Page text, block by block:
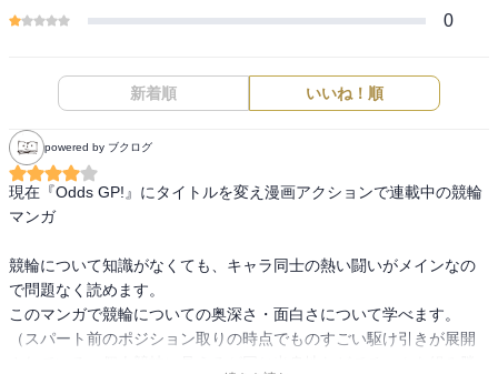
0
新着順 いいね！順
powered by ブクログ
現在『Odds GP!』にタイトルを変え漫画アクションで連載中の競輪
マンガ
競輪について知識がなくても、キャラ同士の熱い闘いがメインなの
で問題なく読めます。
このマンガで競輪についての奥深さ・面白さについて学べます。
（スパート前のポジション取りの時点でものすごい駆け引きが展開